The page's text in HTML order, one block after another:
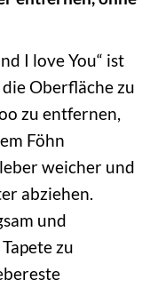
I love You“ ist
Oberfläche zu
zu entfernen,
Föhn
weicher und
abziehen.
und
zu